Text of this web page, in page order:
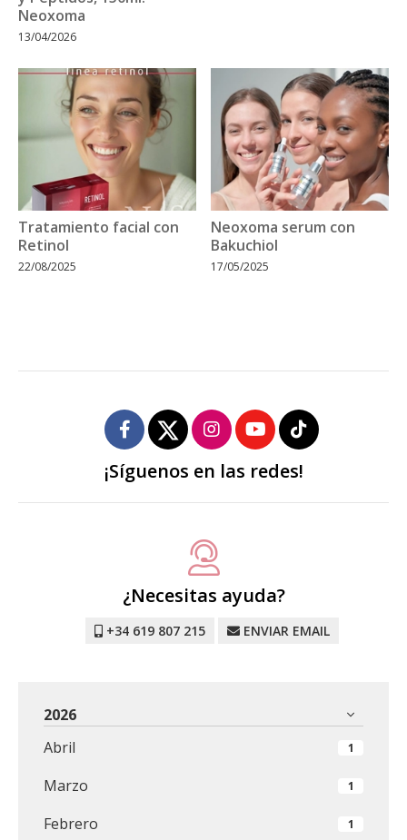
Neoxoma
13/04/2026
Tratamiento facial con
Retinol
22/08/2025
Neoxoma serum con
Bakuchiol
17/05/2025
¡Síguenos en las redes!
¿Necesitas ayuda?
+34 619 807 215 ENVIAR EMAIL
2026
Abril
1
Marzo 1
Febrero 1